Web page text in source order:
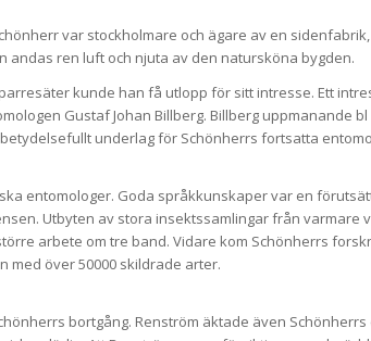
var stockholmare och ägare av en
andas ren luft och njuta av den natursköna bygden.
kunde han få utlopp för sitt intresse. Ett
Gustaf Johan Billberg. Billberg uppmanande
underlag för Schönherrs fortsatta
entomologer. Goda språkkunskaper var en
Utbyten av stora insektssamlingar från varmare
arbete om tre band. Vidare kom Schönherrs
med över 50000 skildrade arter.
bortgång. Renström äktade även